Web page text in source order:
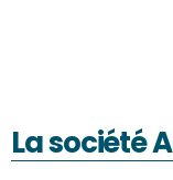
La société